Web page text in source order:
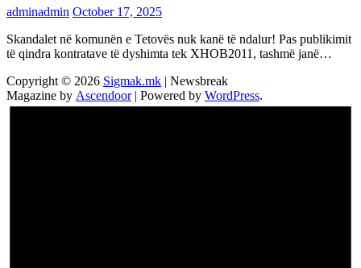
adminadmin October 17, 2025
Skandalet në komunën e Tetovës nuk kanë të ndalur! Pas publikimit
të qindra kontratave të dyshimta tek XHOB2011, tashmë janë…
Copyright © 2026 Sigmak.mk | Newsbreak
Magazine by Ascendoor| Powered by WordPress.